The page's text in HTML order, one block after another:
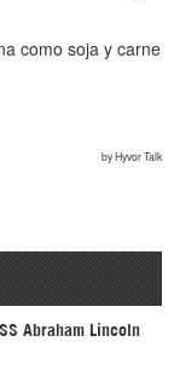
Abraham Lincoln